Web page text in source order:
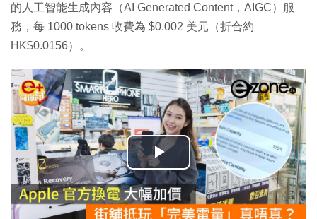
的人工智能生成內容（AI Generated Content，AIGC）服
務，每 1000 tokens 收費為 $0.002 美元（折合約
HK$0.0156）。
播
放